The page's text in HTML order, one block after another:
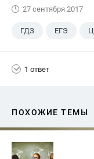
27 сентября 2017
ГДЗ ЕГЭ
1 ответ
ПОХОЖИЕ ТЕМЫ